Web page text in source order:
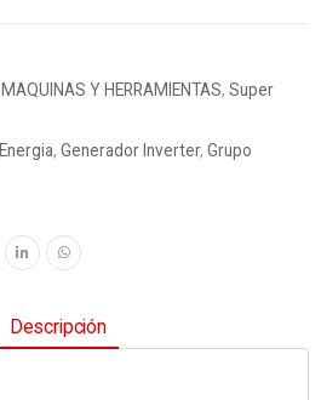
MAQUINAS Y HERRAMIENTAS, Super
Energia, Generador Inverter, Grupo
Descripción